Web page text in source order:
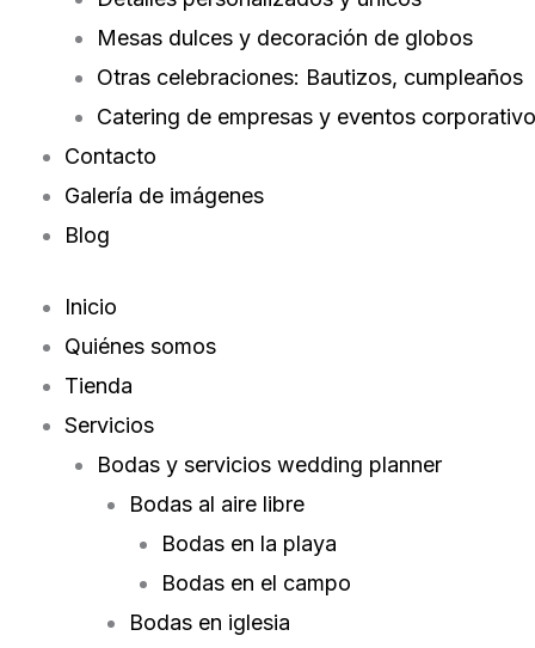
Mesas dulces y decoración de globos
Otras celebraciones: Bautizos, cumpleaños
Catering de empresas y eventos
Contacto
Galería de imágenes
Blog
Inicio
Quiénes somos
Tienda
Servicios
Bodas y servicios wedding planner
Bodas al aire libre
Bodas en la playa
Bodas en el campo
Bodas en iglesia